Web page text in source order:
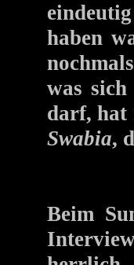
haben
was
darf, hat
Swabia,
Beim